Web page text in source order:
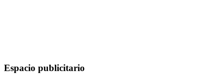
Espacio publicitario